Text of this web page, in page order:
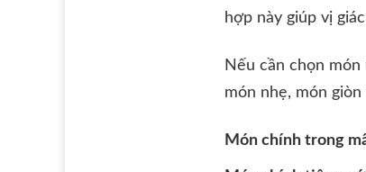
hợp này giúp vị
Nếu cần chọn
món nhẹ, món
Món chính trong